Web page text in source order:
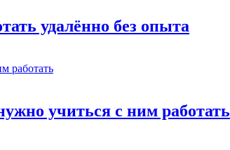
удалённо без опыта
учиться с ним работать